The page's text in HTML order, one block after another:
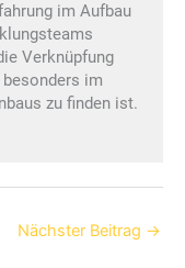
im Aufbau
Verknüpfung
im
zu finden ist.
Nächster Beitrag →